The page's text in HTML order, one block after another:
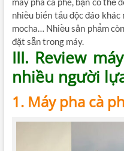
nhiều biến tấu độc đáo
mocha… Nhiều sản phẩm
đặt sẵn trong máy.
III. Review
nhiều người
1. Máy pha cà